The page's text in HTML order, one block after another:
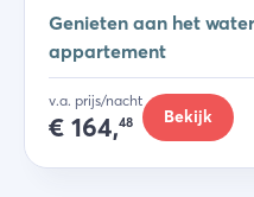
Genieten aan het
appartement
v.a. prijs/nacht
€ 164,48 Bekijk